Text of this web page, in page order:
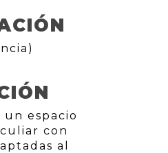
un espacio
con
al